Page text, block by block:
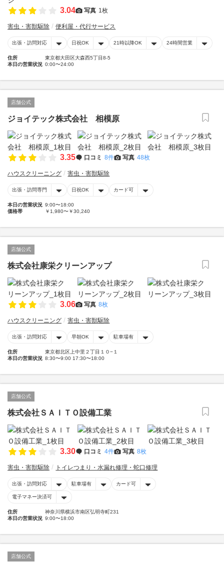
3.04 写真 1枚
害虫・害獣駆除 便利屋・代行サービス
出張・訪問対応 日祝OK 21時以降OK 24時間営業
住所
東京都大田区大森西5丁目8-5
本日の営業状況 0:00〜24:00
店舗公式
ジョイテック株式会社 相模原
3.35 口コミ 8件 写真 48枚
ハウスクリーニング 害虫・害獣駆除
出張・訪問専門 日祝OK カード可
本日の営業状況 9:00〜18:00
価格帯
￥1,980〜￥30,240
店舗公式
株式会社康栄クリーンアップ
3.06 写真 8枚
ハウスクリーニング 害虫・害獣駆除
出張・訪問対応 早朝OK 駐車場有
住所
東京都北区上中里２丁目１０−１
本日の営業状況 8:30〜9:00 17:30〜18:00
店舗公式
株式会社ＳＡＩＴＯ設備工業
3.30 口コミ 4件 写真 8枚
害虫・害獣駆除 トイレつまり・水漏れ修理・蛇口修理
出張・訪問対応 駐車場有 カード可
電子マネー決済可
住所
神奈川県横浜市南区弘明寺町231
本日の営業状況 9:00〜18:00
店舗公式